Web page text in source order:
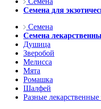
Семена для
Семена
Семена
Душица
Зверобой
Мелисса
Мята
Ромашка
Шалфей
Разные